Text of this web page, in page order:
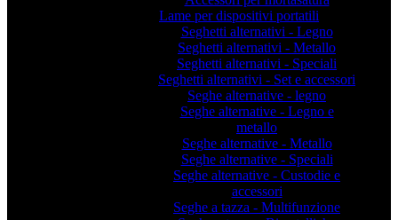
Lame per dispositivi portatili
Seghetti alternativi - Legno
Seghetti alternativi - Metallo
Seghetti alternativi - Speciali
Seghetti alternativi - Set e accessori
Seghe alternative - legno
Seghe alternative - Legno e
metallo
Seghe alternative - Metallo
Seghe alternative - Speciali
Seghe alternative - Custodie e
accessori
Seghe a tazza - Multifunzione